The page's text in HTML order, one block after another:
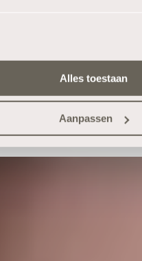
Alles toestaan
Aanpassen
Ja, geef mij 10%
Nee, ik wil geen